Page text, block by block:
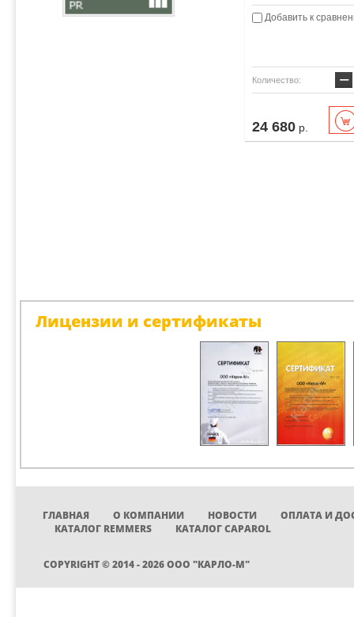
Добавить к
Количество: −
24 680 р.
Лицензии и сертификаты
ГЛАВНАЯ О КОМПАНИИ НОВОСТИ
ОПЛАТА И
КАТАЛОГ REMMERS
КАТАЛОГ CAPAROL
COPYRIGHT © 2014 - 2026 ООО "КАРЛО-М"